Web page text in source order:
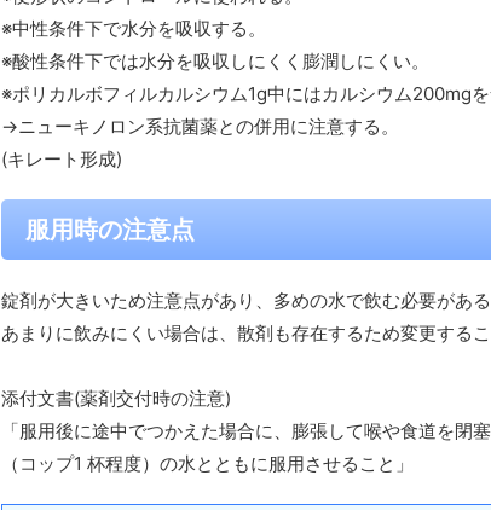
※中性条件下で水分を吸収する。
※酸性条件下では水分を吸収しにくく膨潤しにくい。
※ポリカルボフィルカルシウム1g中にはカルシウム200mgを
→ニューキノロン系抗菌薬との併用に注意する。
(キレート形成)
服用時の注意点
錠剤が大きいため注意点があり、多めの水で飲む必要がある
あまりに飲みにくい場合は、散剤も存在するため変更するこ
添付文書(薬剤交付時の注意)
「服用後に途中でつかえた場合に、膨張して喉や食道を閉
（コップ1 杯程度）の水とともに服用させること」